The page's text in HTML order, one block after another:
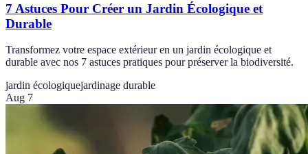
7 Astuces Pour Créer un Jardin Écologique et
Durable
Transformez votre espace extérieur en un jardin écologique et
durable avec nos 7 astuces pratiques pour préserver la biodiversité.
jardin écologiquejardinage durable
Aug 7